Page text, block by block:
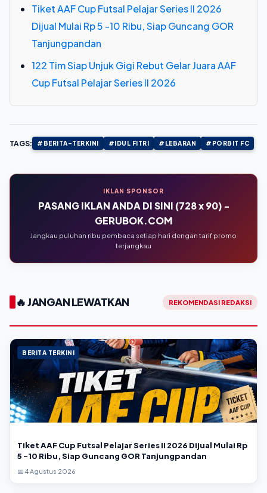
Tiket AAF Cup Futsal Pelajar Series II 2026
Dijual Mulai Rp 5 -10 Ribu, Siap Guncang GOR
Tanjungpandan
122 Tim Siap Unjuk Gigi Rebut Gelar Juara AAF
Cup Futsal Pelajar Series II 2026
TAGS: #BERITA-TERKINI #IDUL FITRI #LEBARAN #PORBIT FC
IKLAN SPONSOR
PASANG IKLAN ANDA DI SINI (728 x 90) -
GERUBOK.COM
Jangkau puluhan ribu pembaca setiap hari dengan tarif promo
terjangkau
🔥 JANGAN LEWATKAN REKOMENDASI REDAKSI
BERITA TERKINI
Tiket AAF Cup Futsal Pelajar Series II 2026 Dijual Mulai Rp
5 -10 Ribu, Siap Guncang GOR Tanjungpandan
📅 4 Agustus 2026